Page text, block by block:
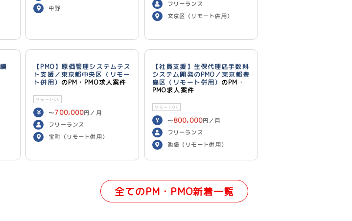
中野
フリーランス
文京区（リモート併用）
【PMO】原価管理システムテス
ト支援／東京都中央区（リモー
ト併用） のPM・PMO求人案件
リモートOK
〜700,000円／月
フリーランス
宝町（リモート併用）
【社員支援】生保代理店手数料
システム開発のPMO／東京都豊
島区（リモート併用） のPM・
PMO求人案件
リモートOK
〜800,000円／月
フリーランス
池袋（リモート併用）
全てのPM・PMO新着一覧